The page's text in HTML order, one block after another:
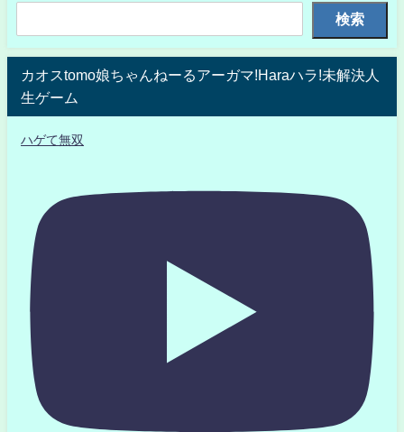
検索
カオスtomo娘ちゃんねーるアーガマ!Haraハラ!未解決人
生ゲーム
ハゲて無双